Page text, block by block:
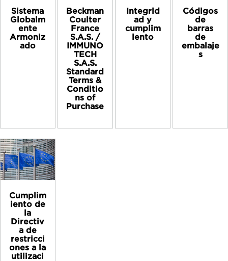
Sistema
Globalm
ente
Armoniz
ado
Beckman
Coulter
France
S.A.S. /
IMMUNO
TECH
S.A.S.
Standard
Terms &
Conditio
ns of
Purchase
Integrid
ad y
cumplim
iento
Códigos
de
barras
de
embalaje
s
Cumplim
iento de
la
Directiv
a de
restricci
ones a la
utilizaci